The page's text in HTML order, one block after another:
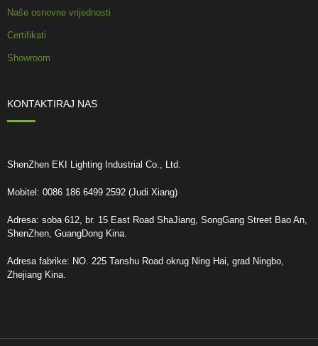
Naše osnovne vrijednosti
Certifikati
Showroom
KONTAKTIRAJ NAS
ShenZhen EKI Lighting Industrial Co., Ltd.
Mobitel: 0086 186 6499 2592 (Judi Xiang)
Adresa: soba 612, br. 15 East Road ShaJiang, SongGang Street Bao An,
ShenZhen, GuangDong Kina.
Adresa fabrike: NO. 225 Tanshu Road okrug Ning Hai, grad Ningbo,
Zhejiang Kina.